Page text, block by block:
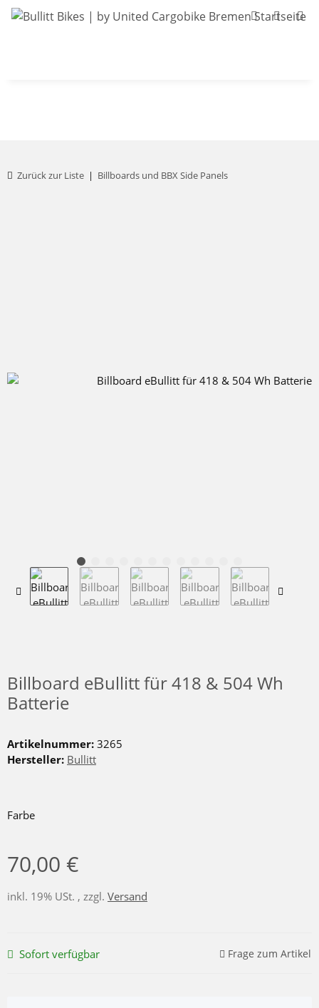
Zurück zur Liste Billboards und BBX Side Panels
Billboard eBullitt für 418 & 504 Wh
Batterie
Artikelnummer: 3265
Hersteller: Bullitt
Farbe
70,00 €
inkl. 19% USt. , zzgl. Versand
Sofort verfügbar Frage zum Artikel